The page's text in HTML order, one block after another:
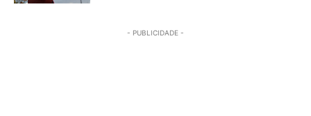
- PUBLICIDADE -